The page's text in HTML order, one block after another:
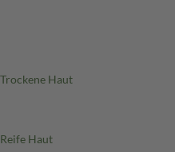
Haut
Haut